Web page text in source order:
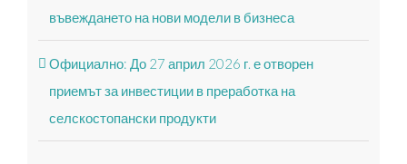
въвеждането на нови модели в бизнеса
Официално: До 27 април 2026 г. е отворен
приемът за инвестиции в преработка на
селскостопански продукти